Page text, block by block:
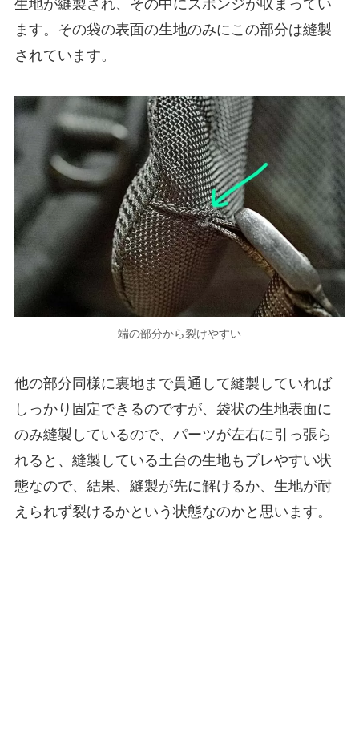
生地が縫製され、その中にスポンジが収まってい
ます。その袋の表面の生地のみにこの部分は縫製
されています。
端の部分から裂けやすい
他の部分同様に裏地まで貫通して縫製していれば
しっかり固定できるのですが、袋状の生地表面に
のみ縫製しているので、パーツが左右に引っ張ら
れると、縫製している土台の生地もブレやすい状
態なので、結果、縫製が先に解けるか、生地が耐
えられず裂けるかという状態なのかと思います。